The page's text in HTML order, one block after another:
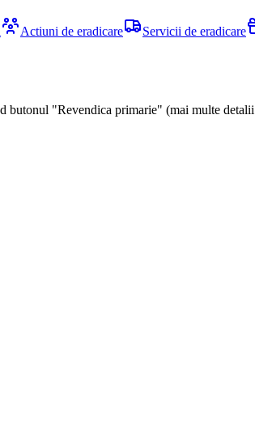
Actiuni de eradicare Servicii de eradicare
butonul "Revendica primarie" (mai multe detalii